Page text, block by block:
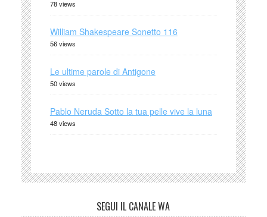
78 views
William Shakespeare Sonetto 116
56 views
Le ultime parole di Antigone
50 views
Pablo Neruda Sotto la tua pelle vive la luna
48 views
SEGUI IL CANALE WA